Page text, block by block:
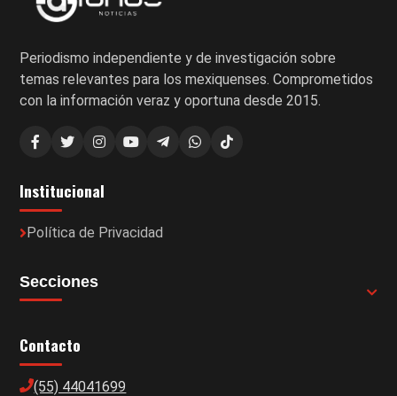
Periodismo independiente y de investigación sobre
temas relevantes para los mexiquenses. Comprometidos
con la información veraz y oportuna desde 2015.
Institucional
Política de Privacidad
Secciones
Contacto
(55) 44041699